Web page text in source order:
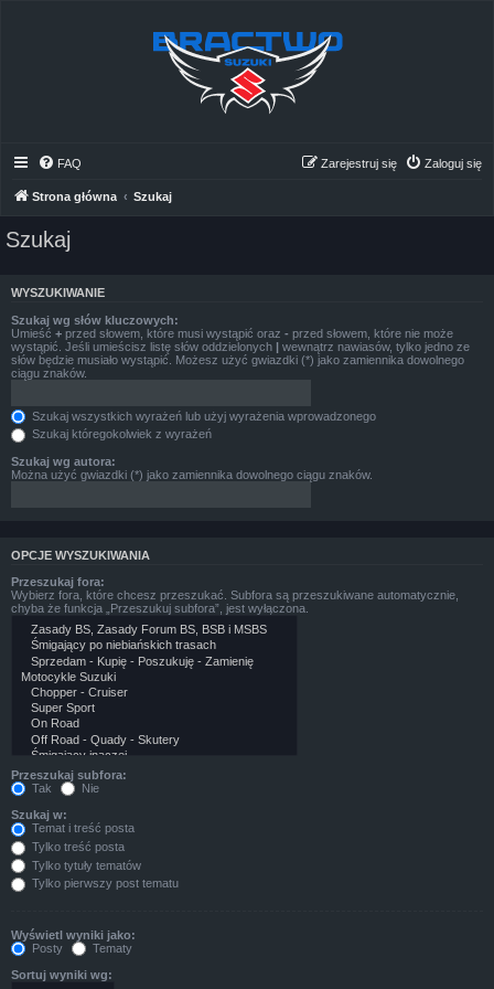
FAQ Zaloguj się
Zarejestruj się
Strona główna Szukaj
Szukaj
WYSZUKIWANIE
Szukaj wg słów kluczowych:
Umieść + przed słowem, które musi wystąpić oraz - przed słowem, które nie może
wystąpić. Jeśli umieścisz listę słów oddzielonych | wewnątrz nawiasów, tylko jedno ze
słów będzie musiało wystąpić. Możesz użyć gwiazdki (*) jako zamiennika dowolnego
ciągu znaków.
Szukaj wszystkich wyrażeń lub użyj wyrażenia wprowadzonego
Szukaj któregokolwiek z wyrażeń
Szukaj wg autora:
Można użyć gwiazdki (*) jako zamiennika dowolnego ciągu znaków.
OPCJE WYSZUKIWANIA
Przeszukaj fora:
Wybierz fora, które chcesz przeszukać. Subfora są przeszukiwane automatycznie,
chyba że funkcja „Przeszukuj subfora”, jest wyłączona.
Przeszukaj subfora:
Tak
Nie
Szukaj w:
Temat i treść posta
Tylko treść posta
Tylko tytuły tematów
Tylko pierwszy post tematu
Wyświetl wyniki jako:
Posty
Tematy
Sortuj wyniki wg: